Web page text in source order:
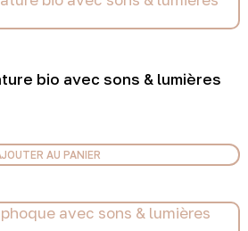
bio avec sons & lumières
AU PANIER